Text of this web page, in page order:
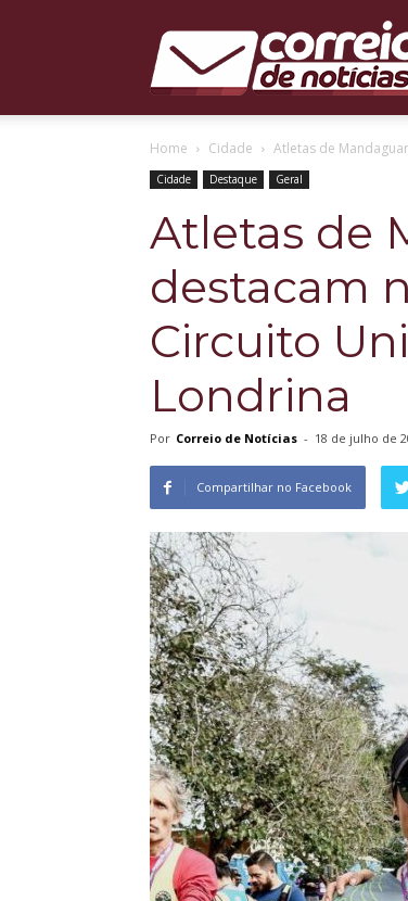
Home Cidade Atletas de
Cidade Destaque Geral
Atletas de
destacam
Circuito
Londrina
Por Correio de Notícias - 18 de julho de
Compartilhar no Facebook